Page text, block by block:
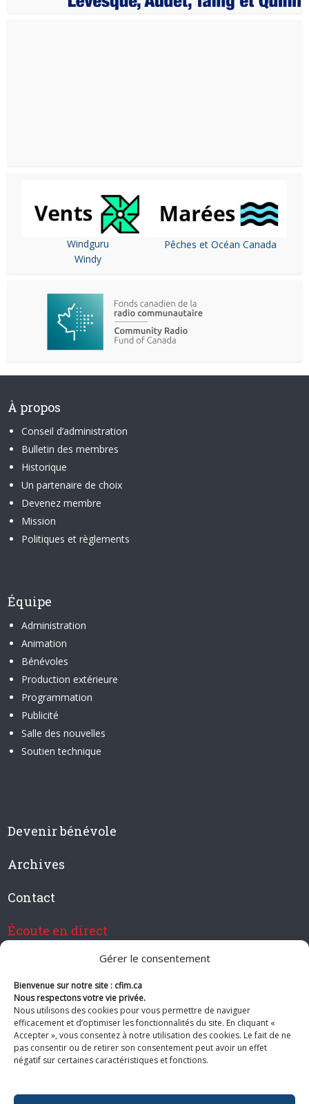
Gérer le consentement
Bienvenue sur notre site : cfim.ca
Nous respectons votre vie privée.
Nous utilisons des cookies pour vous permettre de naviguer
efficacement et d’optimiser les fonctionnalités du site. En cliquant «
Accepter », vous consentez à notre utilisation des cookies. Le fait de ne
pas consentir ou de retirer son consentement peut avoir un effet
négatif sur certaines caractéristiques et fonctions.
Windguru
Windy
Pêches et Océan Canada
À propos
Conseil d’administration
Bulletin des membres
Historique
Un partenaire de choix
Devenez membre
Mission
Politiques et règlements
Équipe
Administration
Animation
Bénévoles
Production extérieure
Programmation
Publicité
Salle des nouvelles
Soutien technique
Devenir bénévole
Archives
Contact
Écoute en direct
Devenir membre de CFIM
Suivez-nous